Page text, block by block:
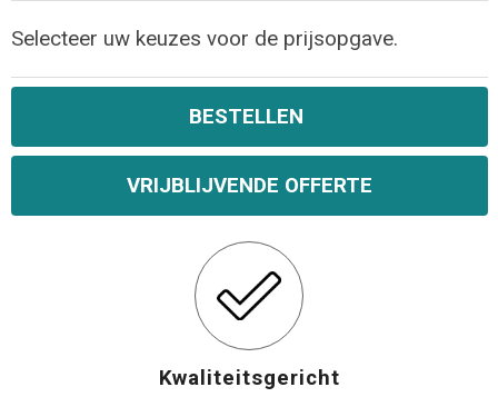
Selecteer uw keuzes voor de prijsopgave.
BESTELLEN
VRIJBLIJVENDE OFFERTE
Kwaliteitsgericht